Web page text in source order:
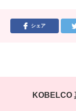
シェア
KOBELCO